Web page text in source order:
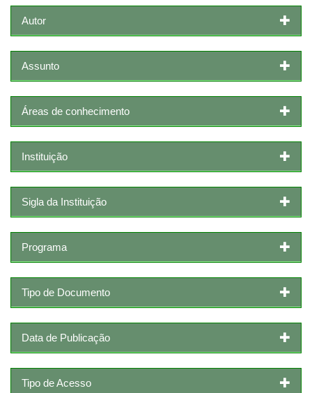
Autor
Assunto
Áreas de conhecimento
Instituição
Sigla da Instituição
Programa
Tipo de Documento
Data de Publicação
Tipo de Acesso